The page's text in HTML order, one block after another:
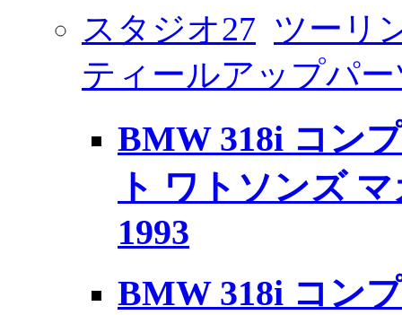
スタジオ27 ツーリ
ティールアップパ
BMW 318i コン
ト ワトソンズ
1993
BMW 318i コン